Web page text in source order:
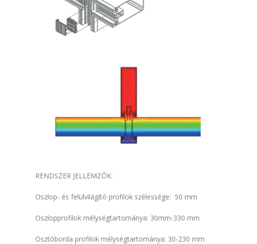
RENDSZER JELLEMZŐK:
Oszlop- és felülvilágító profilok szélessége: 50 mm
Oszlopprofilok mélységtartománya: 30mm-330 mm
Osztóborda profilok mélységtartománya: 30-230 mm